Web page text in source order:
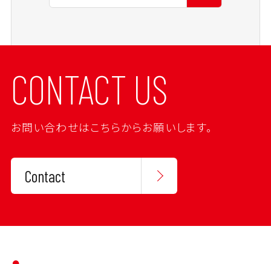
CONTACT US
お問い合わせはこちらからお願いします。
Contact